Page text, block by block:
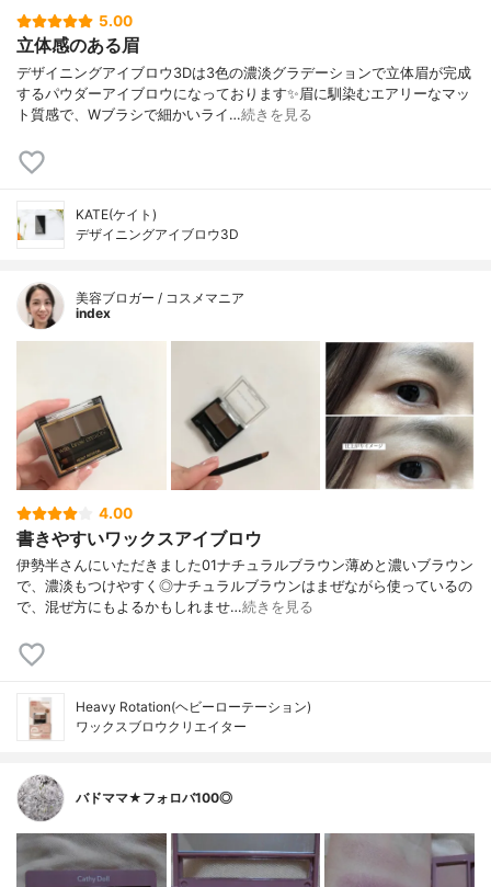
5.00
立体感のある眉
デザイニングアイブロウ3Dは3色の濃淡グラデーションで立体眉が完成
するパウダーアイブロウになっております✨眉に馴染むエアリーなマッ
ト質感で、Wブラシで細かいライ…続きを見る
KATE(ケイト)
デザイニングアイブロウ3D
美容ブロガー / コスメマニア
index
4.00
書きやすいワックスアイブロウ
伊勢半さんにいただきました01ナチュラルブラウン薄めと濃いブラウン
で、濃淡もつけやすく◎ナチュラルブラウンはまぜながら使っているの
で、混ぜ方にもよるかもしれませ…続きを見る
Heavy Rotation(ヘビーローテーション)
ワックスブロウクリエイター
バドママ★フォロバ100◎